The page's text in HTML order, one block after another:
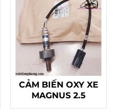
CẢM BIẾN OXY XE
MAGNUS 2.5